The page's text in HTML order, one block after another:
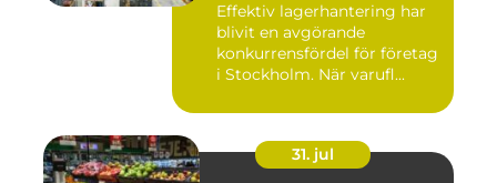
Effektiv lagerhantering har
blivit en avgörande
konkurrensfördel för företag
i Stockholm. När varufl...
31. jul